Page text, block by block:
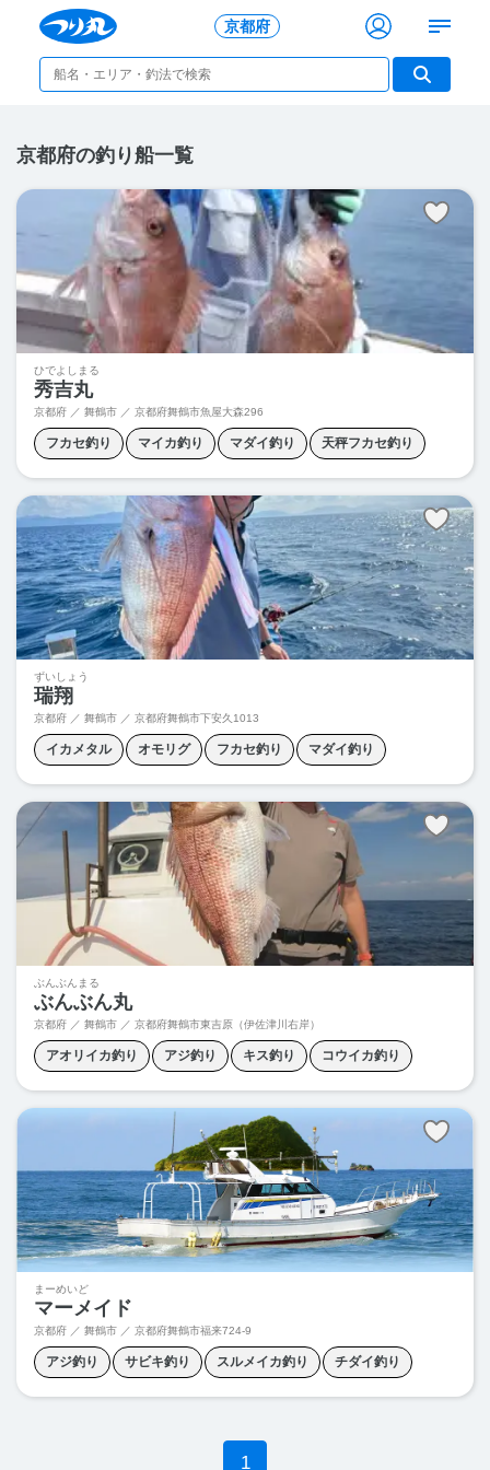
京都府
京都府の釣り船一覧
ひでよしまる
秀吉丸
京都府 ／ 舞鶴市 ／ 京都府舞鶴市魚屋大森296
フカセ釣り マイカ釣り マダイ釣り 天秤フカセ釣り
胴付き釣り 青物釣り
ずいしょう
瑞翔
京都府 ／ 舞鶴市 ／ 京都府舞鶴市下安久1013
イカメタル オモリグ フカセ釣り マダイ釣り
メダイ釣り 天秤フカセ釣り 青物釣り
ぶんぶんまる
ぶんぶん丸
京都府 ／ 舞鶴市 ／ 京都府舞鶴市東吉原（伊佐津川右岸）
アオリイカ釣り アジ釣り キス釣り コウイカ釣り
ハマチ釣り フカセ釣り マイカ釣り マダイ釣り
メダイ釣り 天秤フカセ釣り 沖メバル釣り
まーめいど
マーメイド
京都府 ／ 舞鶴市 ／ 京都府舞鶴市福来724-9
アジ釣り サビキ釣り スルメイカ釣り チダイ釣り
ハマチ釣り ヒラマサ釣り フカセ釣り マイカ釣り
天秤フカセ釣り 胴付き釣り
1